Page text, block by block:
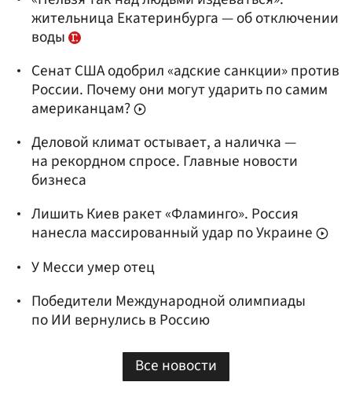
жительница Екатеринбурга — об отключении
воды
Сенат США одобрил «адские санкции» против
России. Почему они могут ударить по самим
американцам?
Деловой климат остывает, а наличка —
на рекордном спросе. Главные новости
бизнеса
Лишить Киев ракет «Фламинго». Россия
нанесла массированный удар по Украине
У Месси умер отец
Победители Международной олимпиады
по ИИ вернулись в Россию
Все новости